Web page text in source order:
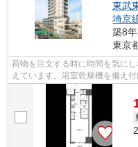
東武
埼京
築8
東京
荷物を注文する時に時間を気に
えています。浴室乾燥機を備え
場を使えば居住スペースを広く確